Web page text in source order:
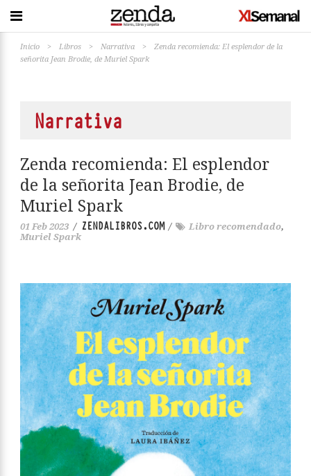
Inicio > Libros > Narrativa >
Zenda recomienda: El esplendor de la
señorita Jean Brodie, de Muriel Spark
Narrativa
Zenda recomienda: El esplendor
de la señorita Jean Brodie, de
Muriel Spark
01 Feb 2023 / ZENDALIBROS.COM/ Libro recomendado,
Muriel Spark